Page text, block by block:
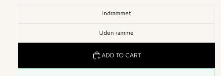
Indrammet
Uden ramme
ADD TO CART